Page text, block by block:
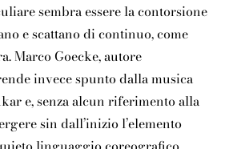
sembra essere la contorsione
e scattano di continuo, come
Marco Goecke, autore
invece spunto dalla musica
e, senza alcun riferimento alla
sin dall’inizio l’elemento